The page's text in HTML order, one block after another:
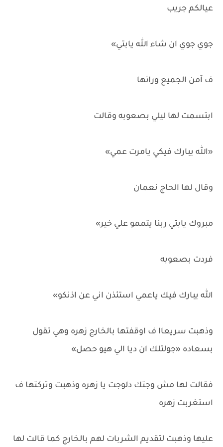
عيالكم جريب
جوي جوي ان شاء الله يابتي»
ف آمن الجميع ورائها
ابتسمت لها ليلي بصعوبه وقالت
«الله يبارك فيكي يامرت عمي»
وقال لها الحاج نعمان
مبروك يابتي ربنا يتممو علي خير»
فردت بصعوبه
الله يبارك فيك ياعمي استئذن اني عن اذنكو»
وذهبت سريعاا ف اوقفتها بالخارج زهره وهي تقول
بسعاده «جولتلك ان ديا الي هيو حصل»
فقالت لها مش وجتك دلوجت يا زهره وذهبت وتركتها ف
استغربت زهره
عليها وذهبت لتقديم الشربات لهم بالخارج كما قالت لها